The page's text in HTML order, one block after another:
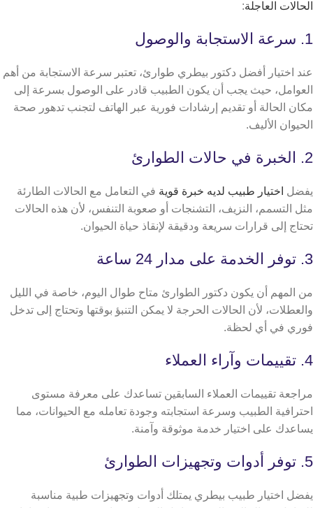
الحالات العاجلة:
1. سرعة الاستجابة والوصول
عند اختيار أفضل دكتور بيطري طوارئ، تعتبر سرعة الاستجابة من أهم
العوامل، حيث يجب أن يكون الطبيب قادر على الوصول بسرعة إلى
مكان الحالة أو تقديم إرشادات فورية عبر الهاتف لتجنب تدهور صحة
الحيوان الأليف.
2. الخبرة في حالات الطوارئ
يفضل اختيار طبيب لديه خبرة قوية في التعامل مع الحالات الطارئة
مثل التسمم، النزيف، التشنجات أو صعوبة التنفس، لأن هذه الحالات
تحتاج إلى قرارات سريعة ودقيقة لإنقاذ حياة الحيوان.
3. توفر الخدمة على مدار 24 ساعة
من المهم أن يكون دكتور الطوارئ متاح طوال اليوم، خاصة في الليل
والعطلات، لأن الحالات الحرجة لا يمكن التنبؤ بوقتها وتحتاج إلى تدخل
فوري في أي لحظة.
4. تقييمات وآراء العملاء
مراجعة تقييمات العملاء السابقين تساعدك على معرفة مستوى
احترافية الطبيب وسرعة استجابته وجودة تعامله مع الحيوانات، مما
يساعدك على اختيار خدمة موثوقة وآمنة.
5. توفر أدوات وتجهيزات الطوارئ
يفضل اختيار طبيب بيطري يمتلك أدوات وتجهيزات طبية مناسبة